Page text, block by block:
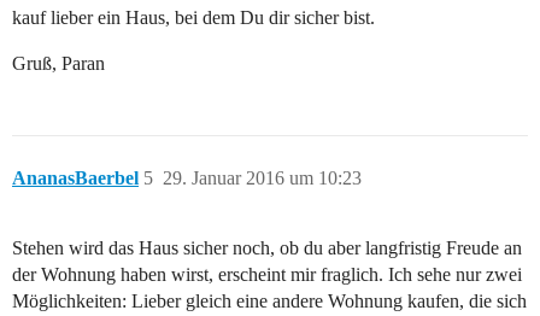
kauf lieber ein Haus, bei dem Du dir sicher bist.
Gruß, Paran
AnanasBaerbel 29. Januar 2016 um 10:23
5
Stehen wird das Haus sicher noch, ob du aber langfristig Freude an
der Wohnung haben wirst, erscheint mir fraglich. Ich sehe nur zwei
Möglichkeiten: Lieber gleich eine andere Wohnung kaufen, die sich